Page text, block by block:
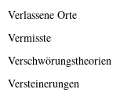
Verlassene Orte
Vermisste
Verschwörungstheorien
Versteinerungen